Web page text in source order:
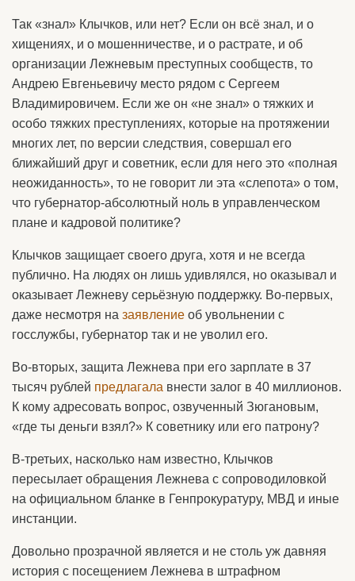
Так «знал» Клычков, или нет? Если он всё знал, и о
хищениях, и о мошенничестве, и о растрате, и об
организации Лежневым преступных сообществ, то
Андрею Евгеньевичу место рядом с Сергеем
Владимировичем. Если же он «не знал» о тяжких и
особо тяжких преступлениях, которые на протяжении
многих лет, по версии следствия, совершал его
ближайший друг и советник, если для него это «полная
неожиданность», то не говорит ли эта «слепота» о том,
что губернатор-абсолютный ноль в управленческом
плане и кадровой политике?
Клычков защищает своего друга, хотя и не всегда
публично. На людях он лишь удивлялся, но оказывал и
оказывает Лежневу серьёзную поддержку. Во-первых,
даже несмотря на заявление об увольнении с
госслужбы, губернатор так и не уволил его.
Во-вторых, защита Лежнева при его зарплате в 37
тысяч рублей предлагала внести залог в 40 миллионов.
К кому адресовать вопрос, озвученный Зюгановым,
«где ты деньги взял?» К советнику или его патрону?
В-третьих, насколько нам известно, Клычков
пересылает обращения Лежнева с сопроводиловкой
на официальном бланке в Генпрокуратуру, МВД и иные
инстанции.
Довольно прозрачной является и не столь уж давняя
история с посещением Лежнева в штрафном